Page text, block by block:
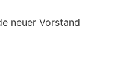
neuer Vorstand